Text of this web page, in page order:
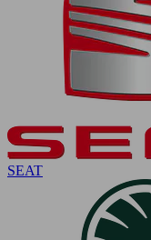
SEAT